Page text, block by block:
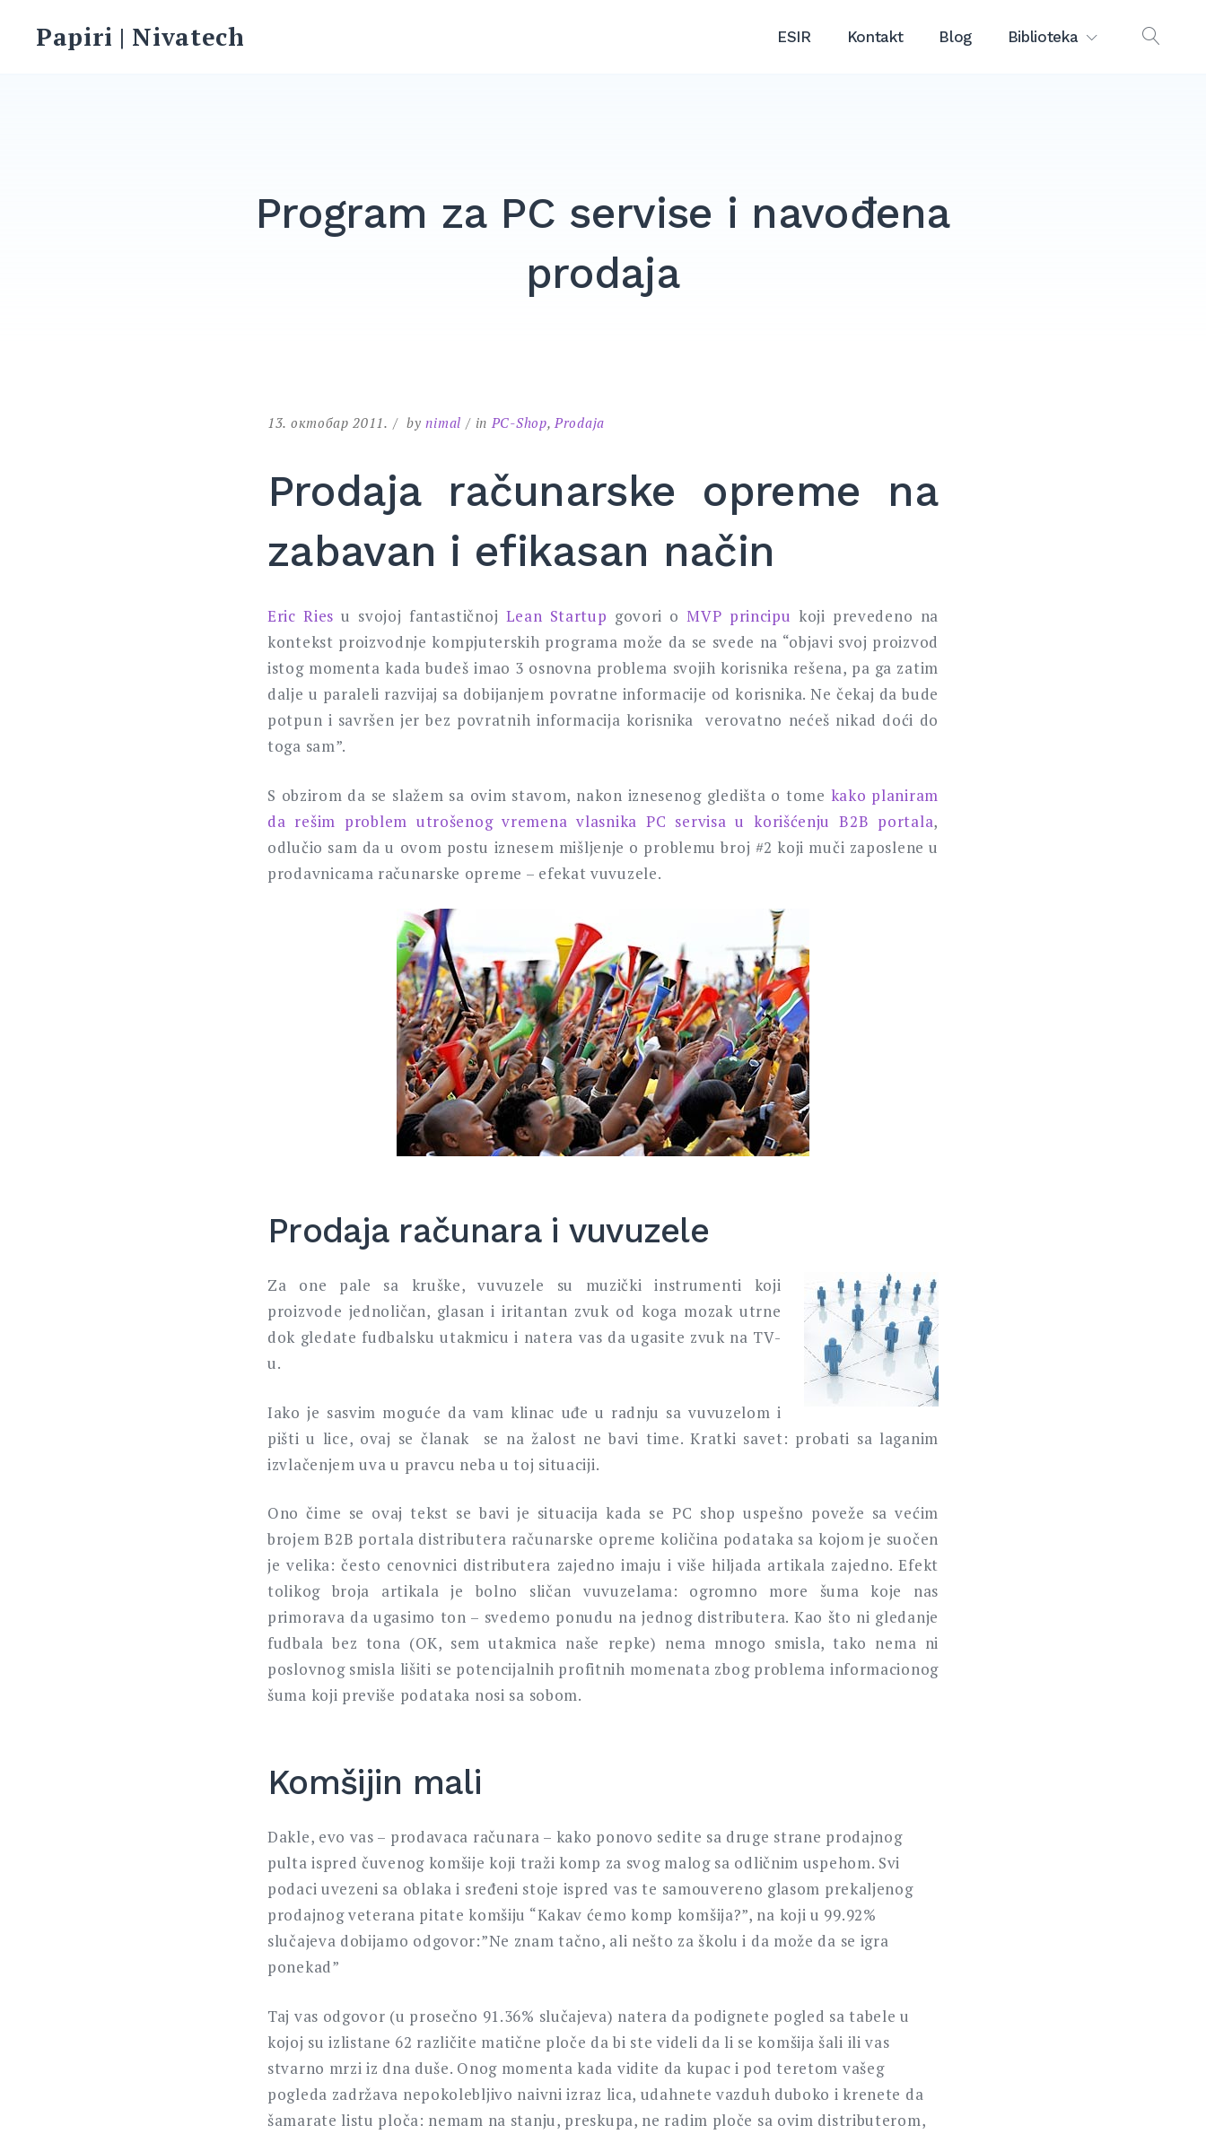
Papiri | Nivatech ESIR Kontakt Blog Biblioteka
Program za PC servise i navođena
prodaja
13. октобар 2011. bynimal in PC-Shop,Prodaja
Prodaja računarske opreme na
zabavan i efikasan način
Eric Ries u svojoj fantastičnoj Lean Startup govori oMVP principu koji prevedeno na
kontekst proizvodnje kompjuterskih programa može da se svede na “objavi svoj proizvod
istog momenta kada budeš imao 3 osnovna problema svojih korisnika rešena, pa ga zatim
dalje u paraleli razvijaj sa dobijanjem povratne informacije od korisnika. Ne čekaj da bude
potpun i savršen jer bez povratnih informacija korisnika verovatno nećeš nikad doći do
toga sam”.
S obzirom da se slažem sa ovim stavom, nakon iznesenog gledišta o tome kako planiram
da rešim problem utrošenog vremena vlasnika PC servisa u korišćenju B2B portala,
odlučio sam da u ovom postu iznesem mišljenje o problemu broj #2 koji muči zaposlene u
prodavnicama računarske opreme – efekat vuvuzele.
Prodaja računara i vuvuzele
Za one pale sa kruške, vuvuzele su muzički instrumenti koji
proizvode jednoličan, glasan i iritantan zvuk od koga mozak utrne
dok gledate fudbalsku utakmicu i natera vas da ugasite zvuk na TV-
u.
Iako je sasvim moguće da vam klinac uđe u radnju sa vuvuzelom i
pišti u lice, ovaj se članak se na žalost ne bavi time. Kratki savet: probati sa laganim
izvlačenjem uva u pravcu neba u toj situaciji.
Ono čime se ovaj tekst se bavi je situacija kada se PC shop uspešno poveže sa većim
brojem B2B portala distributera računarske opreme količina podataka sa kojom je suočen
je velika: često cenovnici distributera zajedno imaju i više hiljada artikala zajedno. Efekt
tolikog broja artikala je bolno sličan vuvuzelama: ogromno more šuma koje nas
primorava da ugasimo ton – svedemo ponudu na jednog distributera. Kao što ni gledanje
fudbala bez tona (OK, sem utakmica naše repke) nema mnogo smisla, tako nema ni
poslovnog smisla lišiti se potencijalnih profitnih momenata zbog problema informacionog
šuma koji previše podataka nosi sa sobom.
Komšijin mali
Dakle, evo vas – prodavaca računara – kako ponovo sedite sa druge strane prodajnog
pulta ispred čuvenog komšije koji traži komp za svog malog sa odličnim uspehom. Svi
podaci uvezeni sa oblaka i sređeni stoje ispred vas te samouvereno glasom prekaljenog
prodajnog veterana pitate komšiju “Kakav ćemo komp komšija?”, na koji u 99.92%
slučajeva dobijamo odgovor:”Ne znam tačno, ali nešto za školu i da može da se igra
ponekad”
Taj vas odgovor (u prosečno 91.36% slučajeva) natera da podignete pogled sa tabele u
kojoj su izlistane 62 različite matične ploče da bi ste videli da li se komšija šali ili vas
stvarno mrzi iz dna duše. Onog momenta kada vidite da kupac i pod teretom vašeg
pogleda zadržava nepokolebljivo naivni izraz lica, udahnete vazduh duboko i krenete da
šamarate listu ploča: nemam na stanju, preskupa, ne radim ploče sa ovim distributerom,